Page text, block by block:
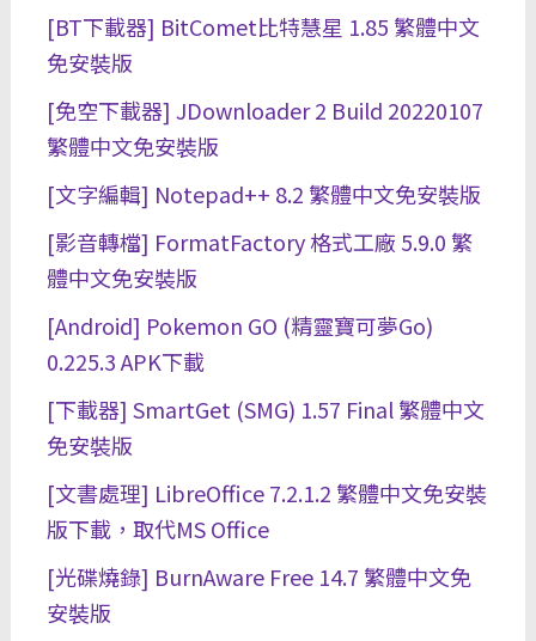
[BT下載器] BitComet比特慧星 1.85 繁體中文
免安裝版
[免空下載器] JDownloader 2 Build 20220107
繁體中文免安裝版
[文字編輯] Notepad++ 8.2 繁體中文免安裝版
[影音轉檔] FormatFactory 格式工廠 5.9.0 繁
體中文免安裝版
[Android] Pokemon GO (精靈寶可夢Go)
0.225.3 APK下載
[下載器] SmartGet (SMG) 1.57 Final 繁體中文
免安裝版
[文書處理] LibreOffice 7.2.1.2 繁體中文免安裝
版下載，取代MS Office
[光碟燒錄] BurnAware Free 14.7 繁體中文免
安裝版